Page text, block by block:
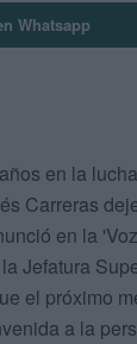
Whatsapp
en la
Carreras
en la
Jefatura
el próximo
a la